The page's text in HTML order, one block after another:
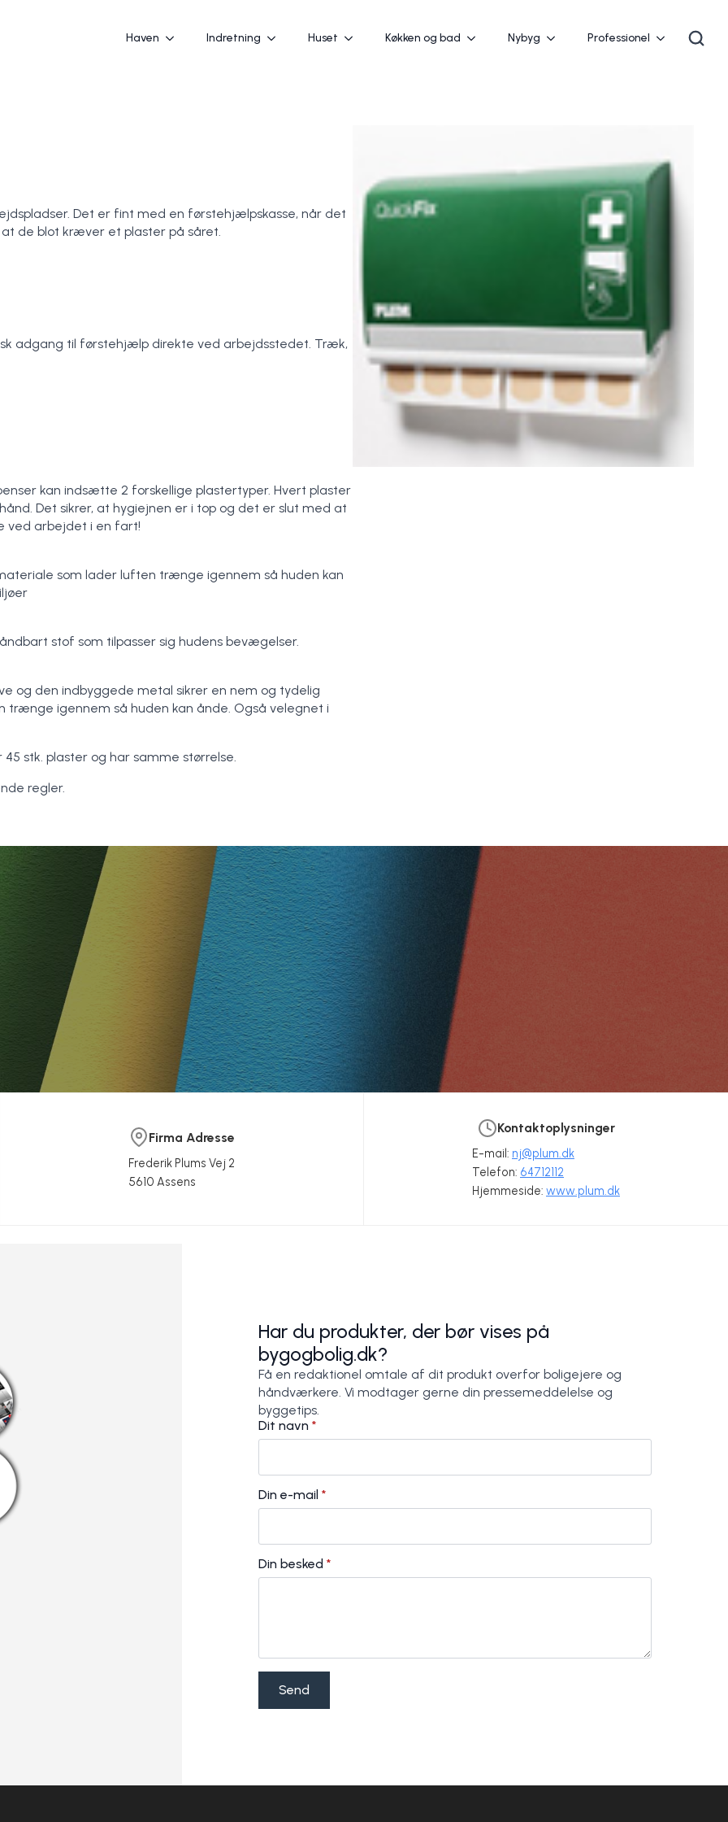
Haven Indretning Huset Køkken og bad Nybyg Professionel
Det er fint med en førstehjælpskasse, når det
de blot kræver et plaster på såret.
adgang til førstehjælp direkte ved arbejdsstedet. Træk,
kan indsætte 2 forskellige plastertyper. Hvert plaster
Det sikrer, at hygiejnen er i top og det er slut med at
ved arbejdet i en fart!
som lader luften trænge igennem så huden kan
stof som tilpasser sig hudens bevægelser.
og den indbyggede metal sikrer en nem og tydelig
trænge igennem så huden kan ånde. Også velegnet i
stk. plaster og har samme størrelse.
regler.
Firma Adresse
Frederik Plums Vej 2
5610 Assens
Kontaktoplysninger
E-mail: nj@plum.dk
Telefon: 64712112
Hjemmeside: www.plum.dk
effektivt snavs uden brug af
Husk solbeskyttelse ved arbejde i solen
Sund hud giver tilfredse medarbejdere
Har du produkter, der bør vises på
bygogbolig.dk?
Få en redaktionel omtale af dit produkt overfor boligejere og
håndværkere. Vi modtager gerne din pressemeddelelse og
byggetips.
Dit navn *
Din e-mail *
Din besked *
Send